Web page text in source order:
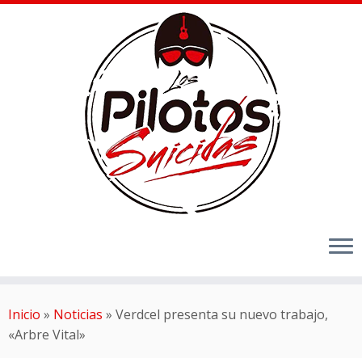
Inicio » Noticias » Verdcel presenta su nuevo trabajo,
«Arbre Vital»